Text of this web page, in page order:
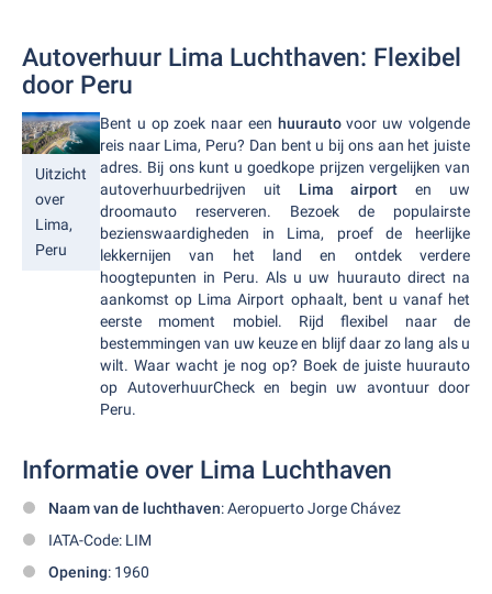
Autoverhuur Lima Luchthaven: Flexibel
door Peru
Uitzicht
over
Lima,
Peru
Bent u op zoek naar een huurautovoor uw volgende
reis naar Lima, Peru? Dan bent u bij ons aan het juiste
adres. Bij ons kunt u goedkope prijzen vergelijken van
autoverhuurbedrijven uit Lima airport en uw
droomauto reserveren. Bezoek de populairste
bezienswaardigheden in Lima, proef de heerlijke
lekkernijen van het land en ontdek verdere
hoogtepunten in Peru. Als u uw huurauto direct na
aankomst op Lima Airport ophaalt, bent u vanaf het
eerste moment mobiel. Rijd flexibel naar de
bestemmingen van uw keuze en blijf daar zo lang als u
wilt. Waar wacht je nog op? Boek de juiste huurauto
op AutoverhuurCheck en begin uw avontuur door
Peru.
Informatie over Lima Luchthaven
Naam van de luchthaven: Aeropuerto Jorge Chávez
IATA-Code: LIM
Opening: 1960